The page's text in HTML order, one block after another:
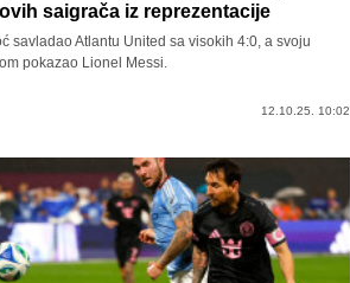
saigrača iz reprezentacije
savladao Atlantu United sa visokih 4:0, a svoju
pokazao Lionel Messi.
12.10.25. 10:02